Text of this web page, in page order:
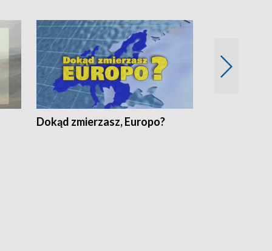
Dokąd zmierzasz, Europo?